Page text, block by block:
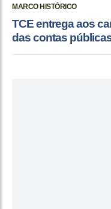
MARCO HISTÓRICO
TCE entrega aos
das contas